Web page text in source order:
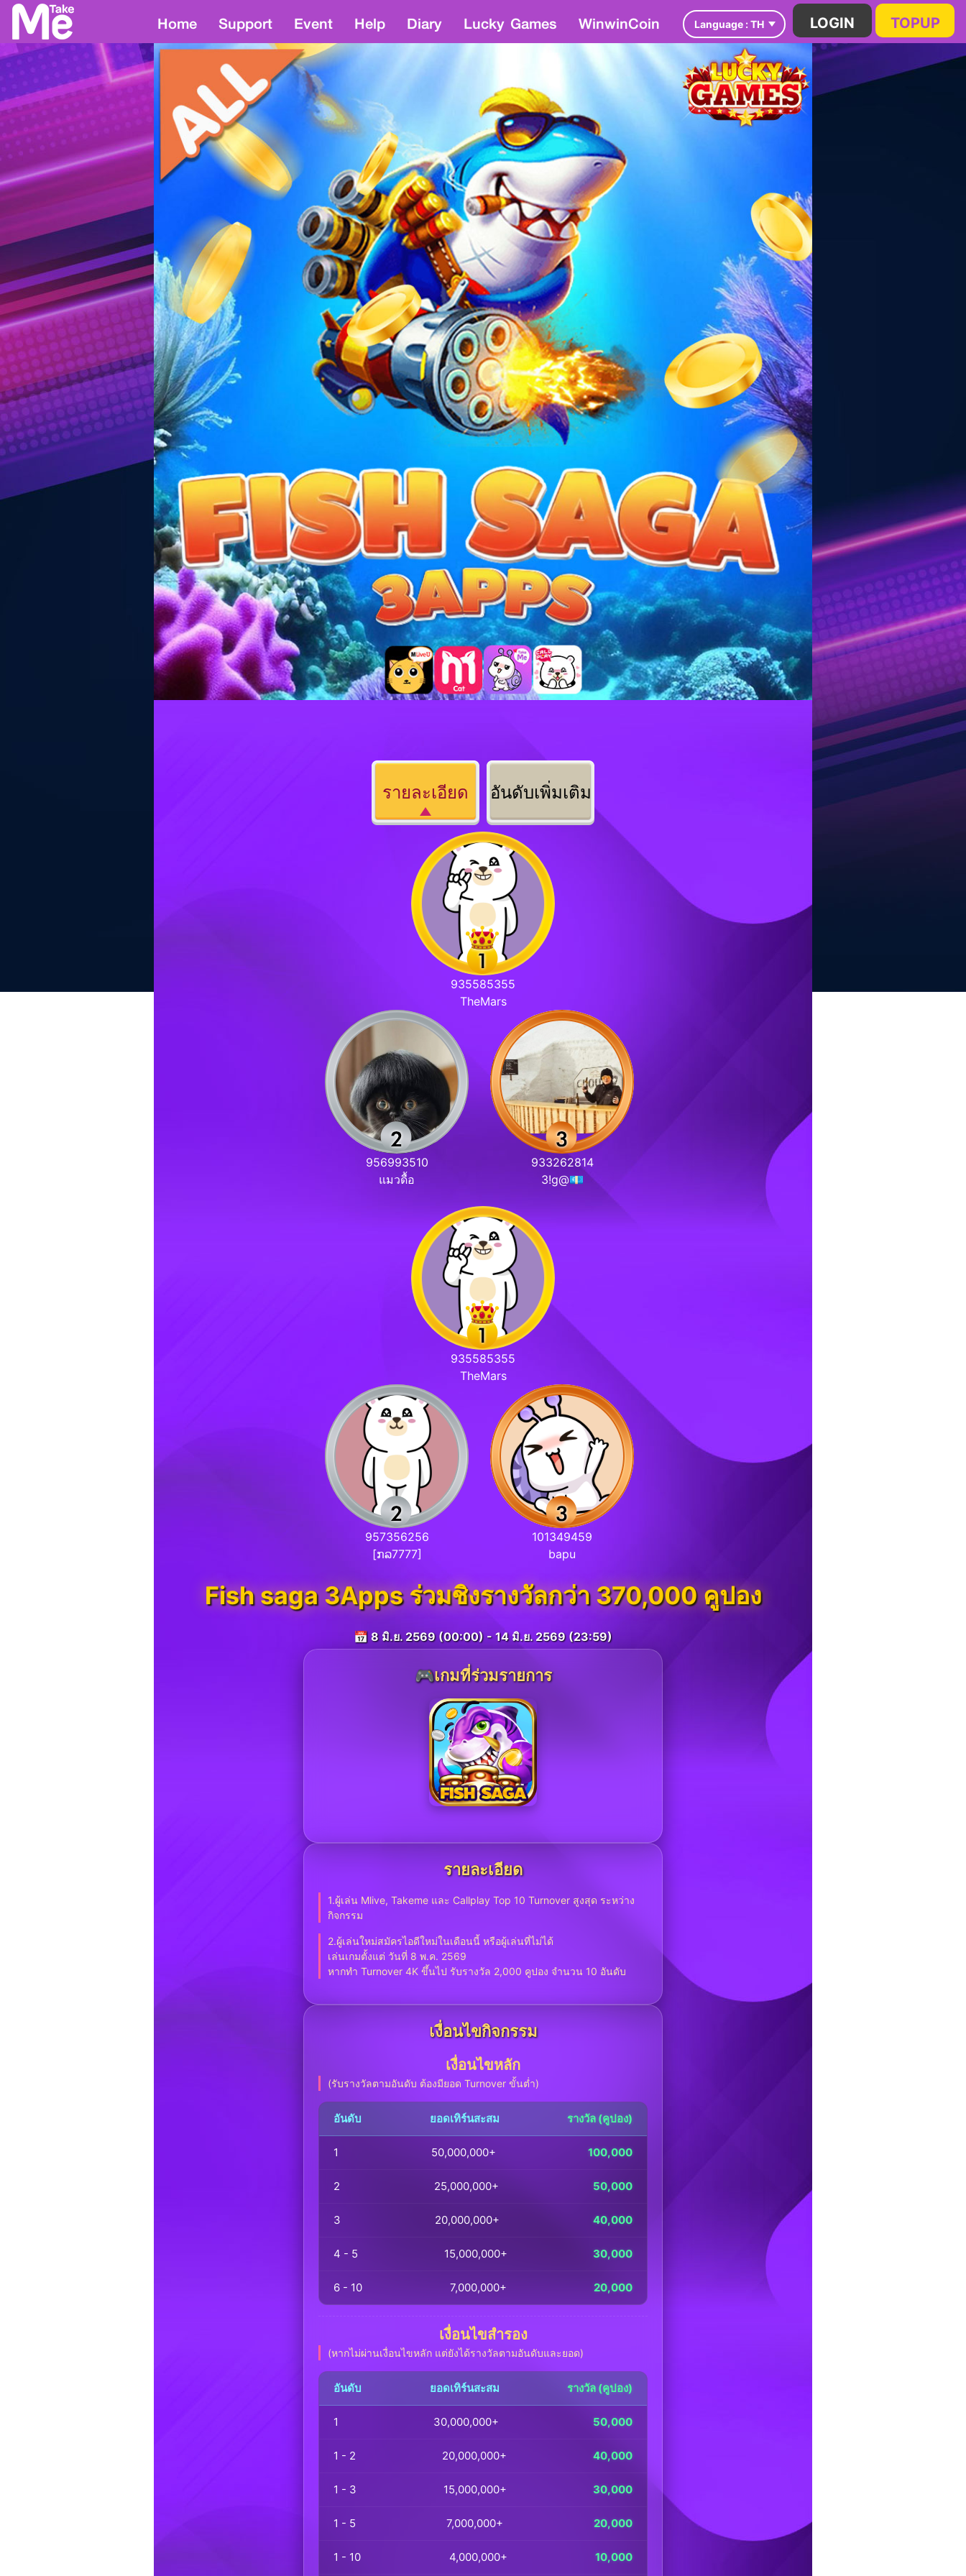
Home Support Event Help Diary Lucky Games WinwinCoin TOPUP
LOGIN
Language :
รายละเอียด อันดับเพิ่มเติม
935585355
TheMars
956993510
แมวดื้อ
933262814
3!g@💶
935585355
TheMars
957356256
[ກລ7777]
101349459
bapu
Fish saga 3Apps ร่วมชิงรางวัลกว่า 370,000 คูปอง
📅 8 มิ.ย. 2569 (00:00) - 14 มิ.ย. 2569 (23:59)
🎮เกมที่ร่วมรายการ
รายละเอียด
1.ผู้เล่น Mlive, Takeme และ Callplay Top 10 Turnover สูงสุด ระหว่าง
กิจกรรม
2.ผู้เล่นใหม่สมัครไอดีใหม่ในเดือนนี้ หรือผู้เล่นที่ไม่ได้
เล่นเกมตั้งแต่ วันที่ 8 พ.ค. 2569
หากทำ Turnover 4K ขึ้นไป รับรางวัล 2,000 คูปอง จำนวน 10 อันดับ
เงื่อนไขกิจกรรม
เงื่อนไขหลัก
(รับรางวัลตามอันดับ ต้องมียอด Turnover ขั้นต่ำ)
อันดับ ยอดเทิร์นสะสม รางวัล (คูปอง)
1 50,000,000+ 100,000
2 25,000,000+ 50,000
3 20,000,000+ 40,000
4 - 5 15,000,000+ 30,000
6 - 10 7,000,000+ 20,000
เงื่อนไขสำรอง
(หากไม่ผ่านเงื่อนไขหลัก แต่ยังได้รางวัลตามอันดับและยอด)
อันดับ ยอดเทิร์นสะสม รางวัล (คูปอง)
1 30,000,000+ 50,000
1 - 2 20,000,000+ 40,000
1 - 3 15,000,000+ 30,000
1 - 5 7,000,000+ 20,000
1 - 10 4,000,000+ 10,000